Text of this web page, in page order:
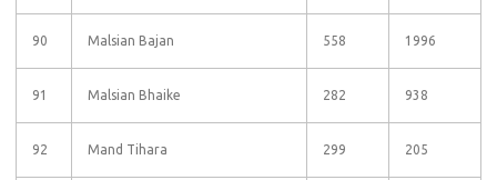
90 Malsian Bajan 558 1996
91 Malsian Bhaike 282 938
92 Mand Tihara 299 205